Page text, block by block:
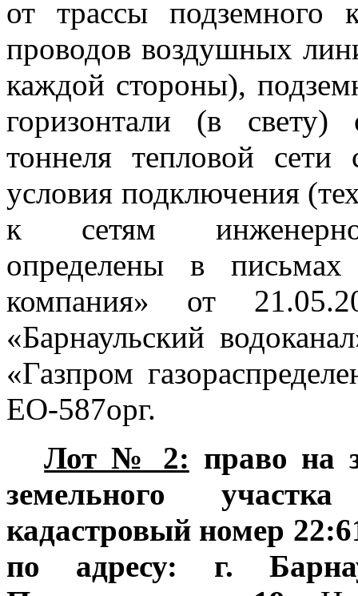
от трассы подземного
проводов воздушных
каждой стороны),
горизонтали (в
тоннеля тепловой сети
условия подключения
к сетям инженерно-
определены в
компания» от
«Барнаульский
«Газпром
ЕО-587орг.
Лот № 2: право на
земельного
кадастровый номер
по адресу: г.